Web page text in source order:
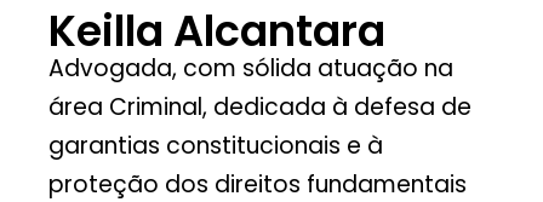
Keilla Alcantara
Advogada, com sólida atuação na
área Criminal, dedicada à defesa de
garantias constitucionais e à
proteção dos direitos fundamentais